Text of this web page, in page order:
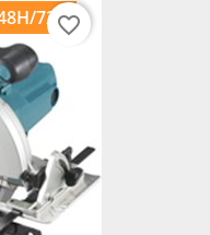
72Hfavorite_border